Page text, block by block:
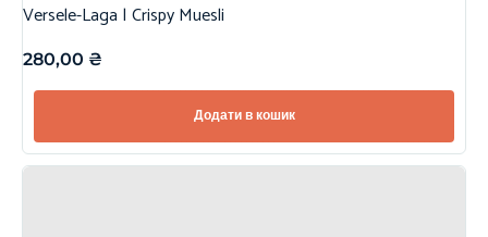
Versele-Laga | Crispy Muesli
280,00 ₴
Додати в кошик